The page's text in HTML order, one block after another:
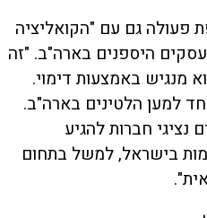
גם עם "הקואליציה
היספנים בארה"ב. "זה
מנגיש באמצעות דימוי.
למען הלטינים בארה"ב.
נציגי חברות להגיע
בישראל, למשל בתחום